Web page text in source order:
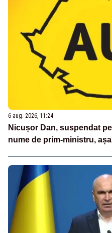
6 aug. 2026, 11:24
Nicușor Dan, suspendat
nume de prim-ministru,